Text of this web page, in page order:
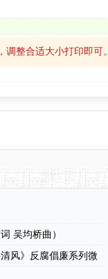
整合适大小打印即可。
吴均桥曲）
风》反腐倡廉系列微